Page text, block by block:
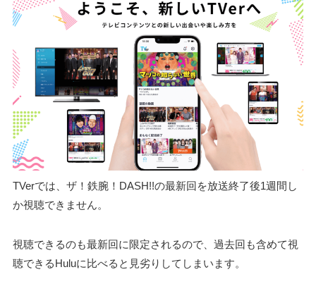
TVerでは、ザ！鉄腕！DASH!!の最新回を放送終了後1週間し
か視聴できません。
視聴できるのも最新回に限定されるので、過去回も含めて視
聴できるHuluに比べると見劣りしてしまいます。